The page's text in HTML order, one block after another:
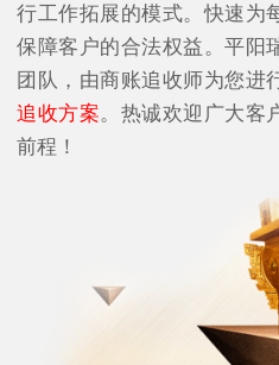
行工作拓展的模式。快速为
保障客户的合法权益。平阳
团队，由商账追收师为您进
追收方案。热诚欢迎广大客
前程！